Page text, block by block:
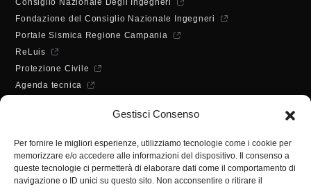
Gestisci Consenso
Per fornire le migliori esperienze, utilizziamo tecnologie come i cookie per
memorizzare e/o accedere alle informazioni del dispositivo. Il consenso a
queste tecnologie ci permetterà di elaborare dati come il comportamento di
navigazione o ID unici su questo sito. Non acconsentire o ritirare il
Consiglio Nazionale Degli Ingegneri
Fondazione del Consiglio Nazionale Ingegneri
Portale Sismica Regione Campania
ReLuis
Protezione Civile
Agenda tecnica
ORARI DI APERTURA
10:00 - 12:00
Martedì - Giovedì:
10:00 - 12:00 / 14:30 - 16:30